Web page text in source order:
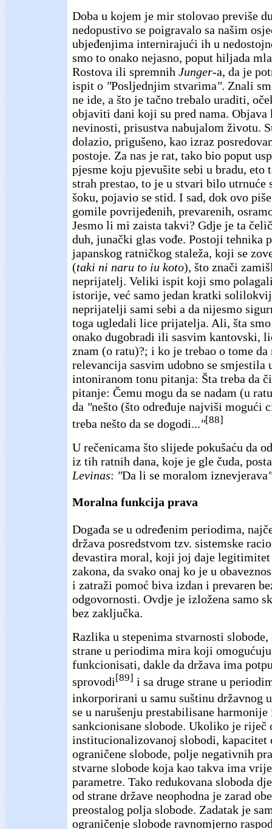
Doba u kojem je mir stolovao previše
nedopustivo se poigravalo sa našim
ubjeđenjima internirajući ih u
smo to onako nejasno, poput hiljada
Rostova ili spremnih Junger-a, da je
ispit o "Posljednjim stvarima". Znali
ne ide, a što je tačno trebalo uraditi,
objaviti dani koji su pred nama. Objava
nevinosti, prisustva nabujalom životu.
dolazio, prigušeno, kao izraz
postoje. Za nas je rat, tako bio poput
pjesme koju pjevušite sebi u bradu, eto
strah prestao, to je u stvari bilo
šoku, pojavio se stid. I sad, dok ovo
gomile povrijeđenih, prevarenih,
Jesmo li mi zaista takvi? Gdje je ta
duh, junački glas vođe. Postoji tehnika
japanskog ratničkog staleža, koji se
(taki ni naru to iu koto), što znači
neprijatelj. Veliki ispit koji smo
istorije, već samo jedan kratki
neprijatelji sami sebi a da nijesmo
toga ugledali lice prijatelja. Ali, šta
onako dugobradi ili sasvim kantovski,
znam (o ratu)?; i ko je trebao o tome
relevancija sasvim udobno se smjestila
intoniranom tonu pitanja: Šta treba da
pitanje: Čemu mogu da se nadam (u
da "nešto (što određuje najviši mogući
treba nešto da se dogodi..."[88]
U rečenicama što slijede pokušaću da
iz tih ratnih dana, koje je gle čuda,
Levinas: "Da li se moralom iznevjerava"
Moralna funkcija prava
Događa se u određenim periodima,
država posredstvom tzv. sistemske
devastira moral, koji joj daje legitimitet
zakona, da svako onaj ko je u
i zatraži pomoć biva izdan i prevaren
odgovornosti. Ovdje je izložena samo
bez zaključka.
Razlika u stepenima stvarnosti slobode,
strane u periodima mira koji
funkcionisati, dakle da država ima
sprovodi[89] i sa druge strane u
inkorporirani u samu suštinu državnog
se u narušenju prestabilisane
sankcionisane slobode. Ukoliko je riječ
institucionalizovanoj slobodi, kapacitet
ograničene slobode, polje negativnih
stvarne slobode koja kao takva ima
parametre. Tako redukovana sloboda
od strane države neophodna je zarad
preostalog polja slobode. Zadatak je
ograničenje slobode ravnomjerno